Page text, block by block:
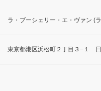
ラ・ブーシェリー・エ・ヴァン (
東京都港区浜松町２丁目３−１